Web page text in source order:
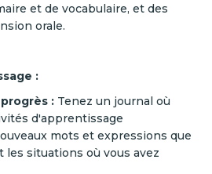
et de vocabulaire, et des
orale.
:
: Tenez un journal où
d'apprentissage
mots et expressions que
les situations où vous avez